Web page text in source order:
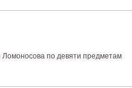
Ломоносова по девяти предметам